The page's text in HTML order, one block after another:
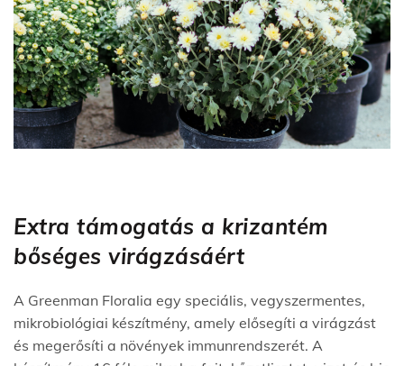
Extra támogatás a krizantém
bőséges virágzásáért
A Greenman Floralia egy speciális, vegyszermentes,
mikrobiológiai készítmény, amely elősegíti a virágzást
és megerősíti a növények immunrendszerét. A